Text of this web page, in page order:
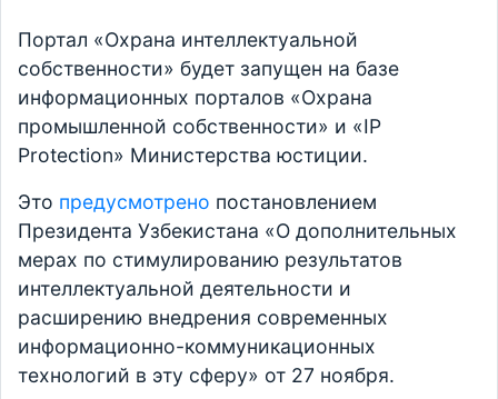
Портал «Охрана интеллектуальной
собственности» будет запущен на базе
информационных порталов «Охрана
промышленной собственности» и «IP
Protection» Министерства юстиции.
Это предусмотрено постановлением
Президента Узбекистана «О дополнительных
мерах по стимулированию результатов
интеллектуальной деятельности и
расширению внедрения современных
информационно-коммуникационных
технологий в эту сферу» от 27 ноября.